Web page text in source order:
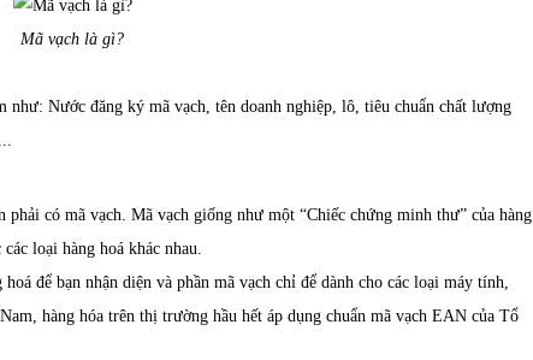
Mã vạch là gì?
như: Nước đăng ký mã vạch, tên doanh nghiệp, lô, tiêu chuẩn chất lượng
có mã vạch. Mã vạch giống như một “Chiếc chứng minh thư” của hàng
loại hàng hoá khác nhau.
để bạn nhận diện và phần mã vạch chỉ để dành cho các loại máy tính,
hàng hóa trên thị trường hầu hết áp dụng chuẩn mã vạch EAN của Tổ